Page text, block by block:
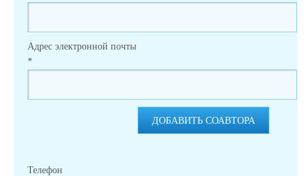
Адрес электронной почты
*
ДОБАВИТЬ СОАВТОРА
Телефон